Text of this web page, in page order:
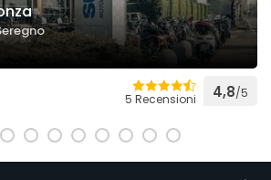
5 Recensioni 4,8/5